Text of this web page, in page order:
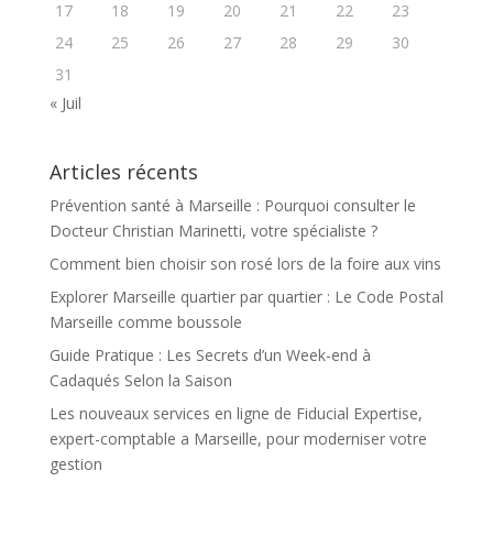
17
18 19 20 21 22
23
24
25 26 27 28 29
30
31
« Juil
Articles récents
Prévention santé à Marseille : Pourquoi consulter le
Docteur Christian Marinetti, votre spécialiste ?
Comment bien choisir son rosé lors de la foire aux vins
Explorer Marseille quartier par quartier : Le Code Postal
Marseille comme boussole
Guide Pratique : Les Secrets d’un Week-end à
Cadaqués Selon la Saison
Les nouveaux services en ligne de Fiducial Expertise,
expert-comptable a Marseille, pour moderniser votre
gestion